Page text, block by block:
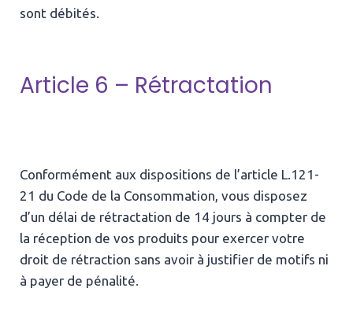
sont débités.
Article 6 – Rétractation
Conformément aux dispositions de l’article L.121-
21 du Code de la Consommation, vous disposez
d’un délai de rétractation de 14 jours à compter de
la réception de vos produits pour exercer votre
droit de rétraction sans avoir à justifier de motifs ni
à payer de pénalité.